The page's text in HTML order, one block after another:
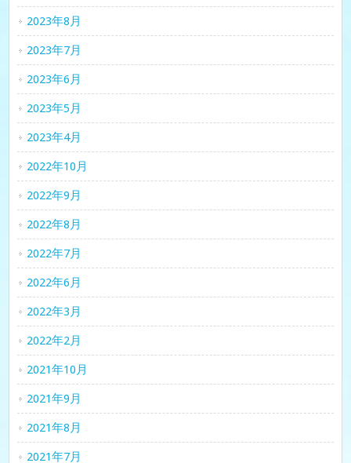
2023年8月
2023年7月
2023年6月
2023年5月
2023年4月
2022年10月
2022年9月
2022年8月
2022年7月
2022年6月
2022年3月
2022年2月
2021年10月
2021年9月
2021年8月
2021年7月